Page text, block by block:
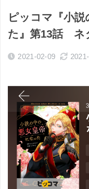
ピッコマ『小
た』第13話 ネ
2021-02-09